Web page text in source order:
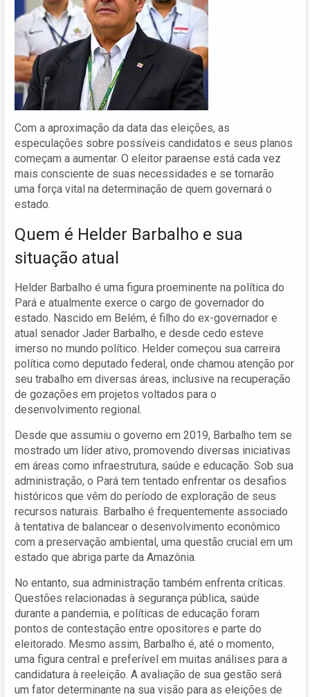
Com a aproximação da data das eleições, as
especulações sobre possíveis candidatos e seus planos
começam a aumentar. O eleitor paraense está cada vez
mais consciente de suas necessidades e se tornarão
uma força vital na determinação de quem governará o
estado.
Quem é Helder Barbalho e sua
situação atual
Helder Barbalho é uma figura proeminente na política do
Pará e atualmente exerce o cargo de governador do
estado. Nascido em Belém, é filho do ex-governador e
atual senador Jader Barbalho, e desde cedo esteve
imerso no mundo político. Helder começou sua carreira
política como deputado federal, onde chamou atenção por
seu trabalho em diversas áreas, inclusive na recuperação
de gozações em projetos voltados para o
desenvolvimento regional.
Desde que assumiu o governo em 2019, Barbalho tem se
mostrado um líder ativo, promovendo diversas iniciativas
em áreas como infraestrutura, saúde e educação. Sob sua
administração, o Pará tem tentado enfrentar os desafios
históricos que vêm do período de exploração de seus
recursos naturais. Barbalho é frequentemente associado
à tentativa de balancear o desenvolvimento econômico
com a preservação ambiental, uma questão crucial em um
estado que abriga parte da Amazônia.
No entanto, sua administração também enfrenta críticas.
Questões relacionadas à segurança pública, saúde
durante a pandemia, e políticas de educação foram
pontos de contestação entre opositores e parte do
eleitorado. Mesmo assim, Barbalho é, até o momento,
uma figura central e preferível em muitas análises para a
candidatura à reeleição. A avaliação de sua gestão será
um fator determinante na sua visão para as eleições de